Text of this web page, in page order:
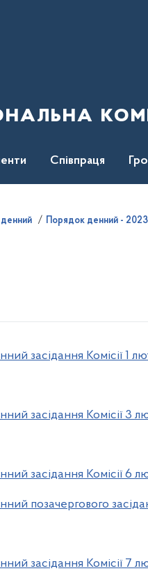
Співпраця
Порядок денний - 2023
засідання Комісії 1
засідання Комісії 3
засідання Комісії 6
позачергового
засідання Комісії 7